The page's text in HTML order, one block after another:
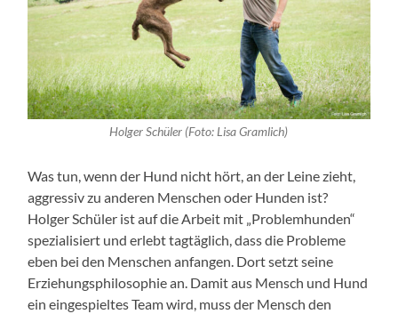
Holger Schüler (Foto: Lisa Gramlich)
Was tun, wenn der Hund nicht hört, an der Leine zieht,
aggressiv zu anderen Menschen oder Hunden ist?
Holger Schüler ist auf die Arbeit mit „Problemhunden“
spezialisiert und erlebt tagtäglich, dass die Probleme
eben bei den Menschen anfangen. Dort setzt seine
Erziehungsphilosophie an. Damit aus Mensch und Hund
ein eingespieltes Team wird, muss der Mensch den